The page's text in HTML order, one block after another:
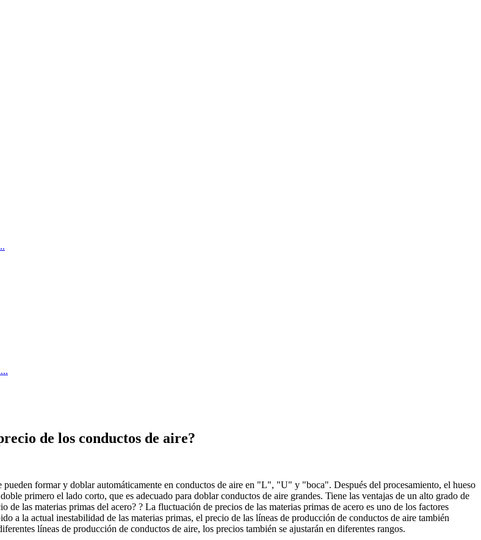
de los conductos de aire?
formar y doblar automáticamente en conductos de aire en "L", "U" y "boca". Después del procesamiento, el hueso
primero el lado corto, que es adecuado para doblar conductos de aire grandes. Tiene las ventajas de un alto grado de
las materias primas del acero? ? La fluctuación de precios de las materias primas de acero es uno de los factores
a la actual inestabilidad de las materias primas, el precio de las líneas de producción de conductos de aire también
líneas de producción de conductos de aire, los precios también se ajustarán en diferentes rangos.